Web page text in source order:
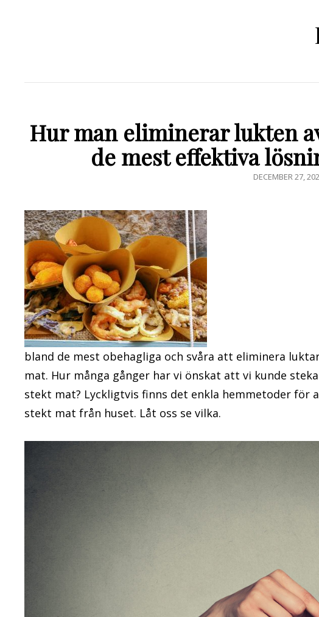
Hur man eliminerar lukten
de mest effektiva
PUBLICERAT
DECEMBER 27,
bland de mest obehagliga och svåra att eliminera
mat. Hur många gånger har vi önskat att vi kunde
stekt mat? Lyckligtvis finns det enkla hemmetoder för
stekt mat från huset. Låt oss se vilka.